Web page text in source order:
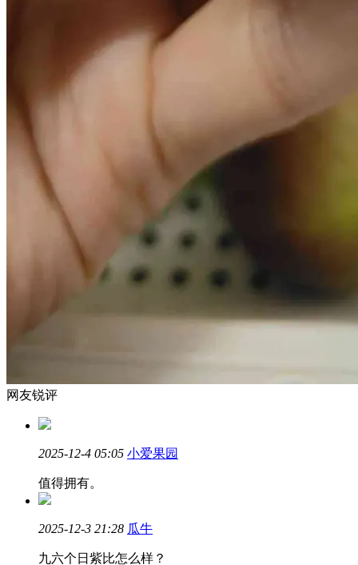
网友锐评
2025-12-4 05:05 小爱果园
值得拥有。
2025-12-3 21:28 瓜牛
九六个日紫比怎么样？